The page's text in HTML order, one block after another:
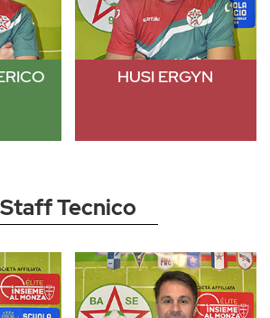
HUSI ERGYN
Staff Tecnico